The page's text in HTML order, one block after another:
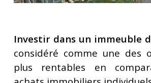
Investir dans un immeuble
considéré comme une des
plus rentables en